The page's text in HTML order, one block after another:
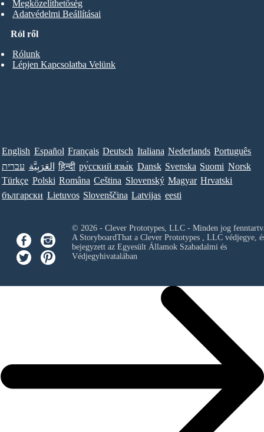
Ról ről
Rólunk
Lépjen Kapcsolatba Velünk
Megközelíthetőség
Adatvédelmi Beállításai
English Español Français Deutsch Italiana Nederlands Português
עברית العَرَبِيَّة हिन्दी ру́сский язы́к Dansk Svenska Suomi Norsk
Türkçe Polski Româna Ceština Slovenský Magyar Hrvatski
български Lietuvos Slovenščina Latvijas eesti
© 2026 - Clever Prototypes, LLC - Minden jog
A StoryboardThat a Clever Prototypes , LLCvédjegye,
bejegyzett az Egyesült Államok Szabadalmi és
Védjegyhivatalában